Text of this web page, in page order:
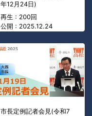
年12月24日)
再生 : 200回
公開 : 2025.12.24
市長定例記者会見(令和7